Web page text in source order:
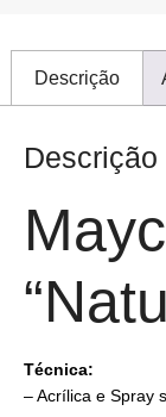
Descrição
Descrição
Técnica:
–Acrílica e Spray